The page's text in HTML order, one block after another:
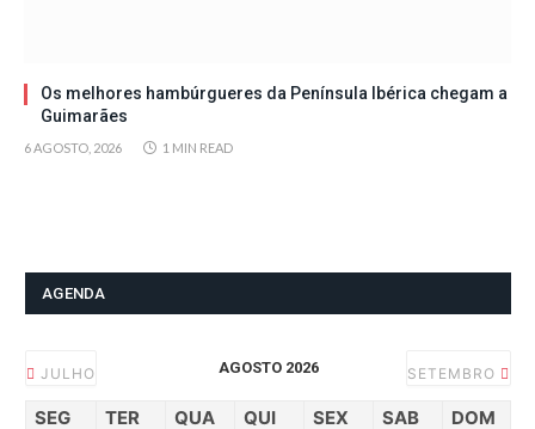
Os melhores hambúrgueres da Península Ibérica chegam a
Guimarães
6 AGOSTO, 2026 1 MIN READ
AGENDA
JULHO AGOSTO 2026 SETEMBRO
SEG TER QUA QUI SEX SAB DOM